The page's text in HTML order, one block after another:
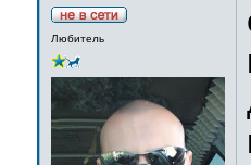
Любитель